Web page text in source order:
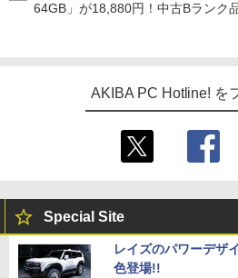
64GB」が18,880円！中古Bランク
AKIBA PC Hotline! を
Special Site
レイズのパワーデザ
色登場!!